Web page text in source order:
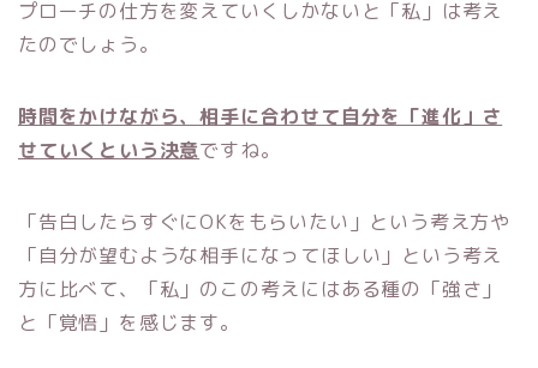
プローチの仕方を変えていくしかないと「私」は考え
たのでしょう。
時間をかけながら、相手に合わせて自分を「進化」さ
せていくという決意ですね。
「告白したらすぐにOKをもらいたい」という考え方や
「自分が望むような相手になってほしい」という考え
方に比べて、「私」のこの考えにはある種の「強さ」
と「覚悟」を感じます。